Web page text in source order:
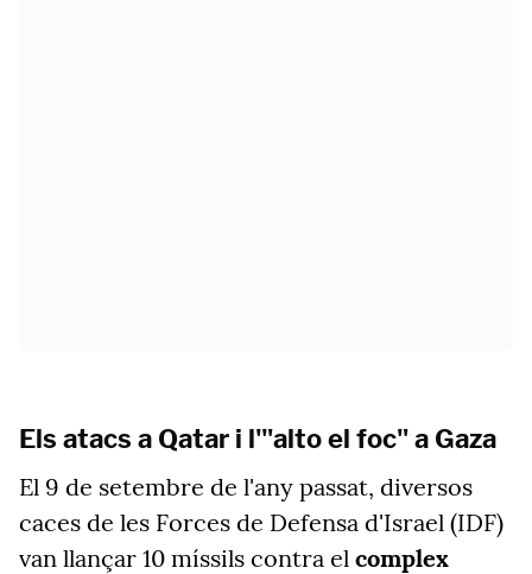
Els atacs a Qatar i l'"alto el foc" a Gaza
El 9 de setembre de l'any passat, diversos
caces de les Forces de Defensa d'Israel (IDF)
van llançar 10 míssils contra el complex